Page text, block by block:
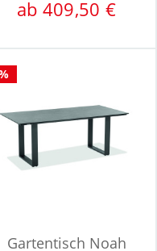
ab 409,50 €
Gartentisch Noah